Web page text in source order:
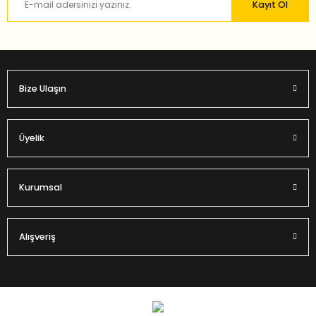
Gönder
Kayıt Ol
Bize Ulaşın
Üyelik
Kurumsal
Alışveriş